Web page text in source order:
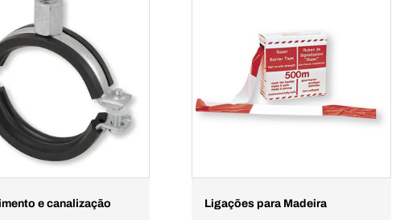
e canalização Ligações para Madeira